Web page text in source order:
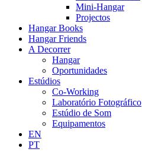
Mini-Hangar
Projectos
Hangar Books
Hangar Friends
A Decorrer
Hangar
Oportunidades
Estúdios
Co-Working
Laboratório Fotográfico
Estúdio de Som
Equipamentos
EN
PT